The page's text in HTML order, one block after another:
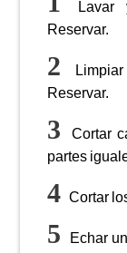
Lavar
Reservar.
Reservar.
Cortar
partes
Cortar
Echar